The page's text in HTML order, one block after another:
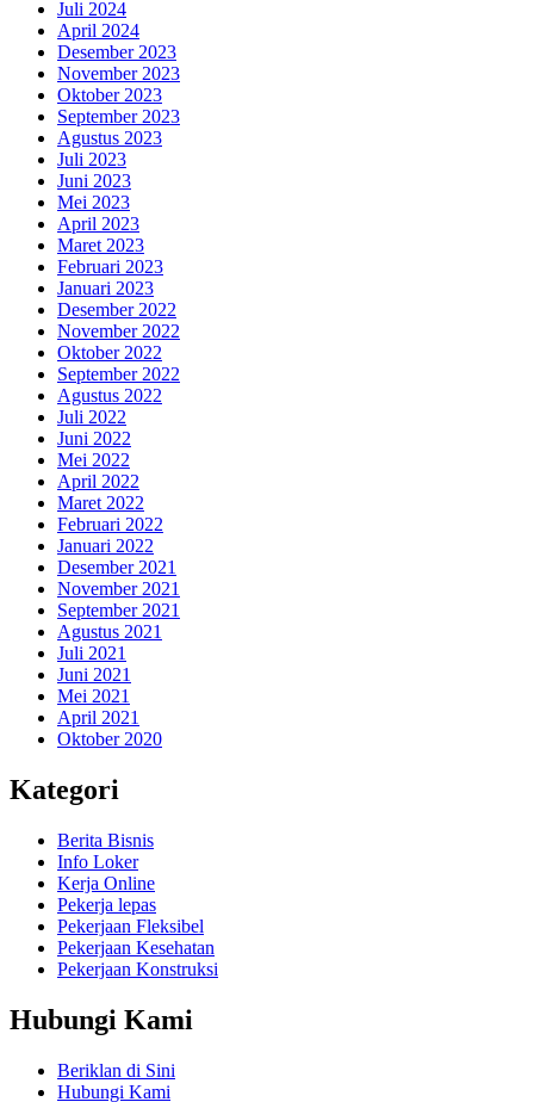
Juli 2024
April 2024
Desember 2023
November 2023
Oktober 2023
September 2023
Agustus 2023
Juli 2023
Juni 2023
Mei 2023
April 2023
Maret 2023
Februari 2023
Januari 2023
Desember 2022
November 2022
Oktober 2022
September 2022
Agustus 2022
Juli 2022
Juni 2022
Mei 2022
April 2022
Maret 2022
Februari 2022
Januari 2022
Desember 2021
November 2021
September 2021
Agustus 2021
Juli 2021
Juni 2021
Mei 2021
April 2021
Oktober 2020
Kategori
Berita Bisnis
Info Loker
Kerja Online
Pekerja lepas
Pekerjaan Fleksibel
Pekerjaan Kesehatan
Pekerjaan Konstruksi
Hubungi Kami
Beriklan di Sini
Hubungi Kami